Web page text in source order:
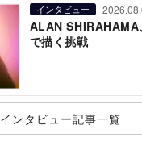
インタビュー
ALAN SHIRAHAMA
で描く挑戦
インタビュー記事一覧